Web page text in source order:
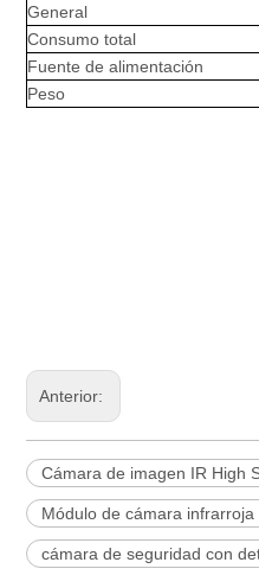
General
Consumo total
Fuente de alimentación
Peso
Anterior:
Cámara de imagen IR High
Módulo de cámara
cámara de seguridad con